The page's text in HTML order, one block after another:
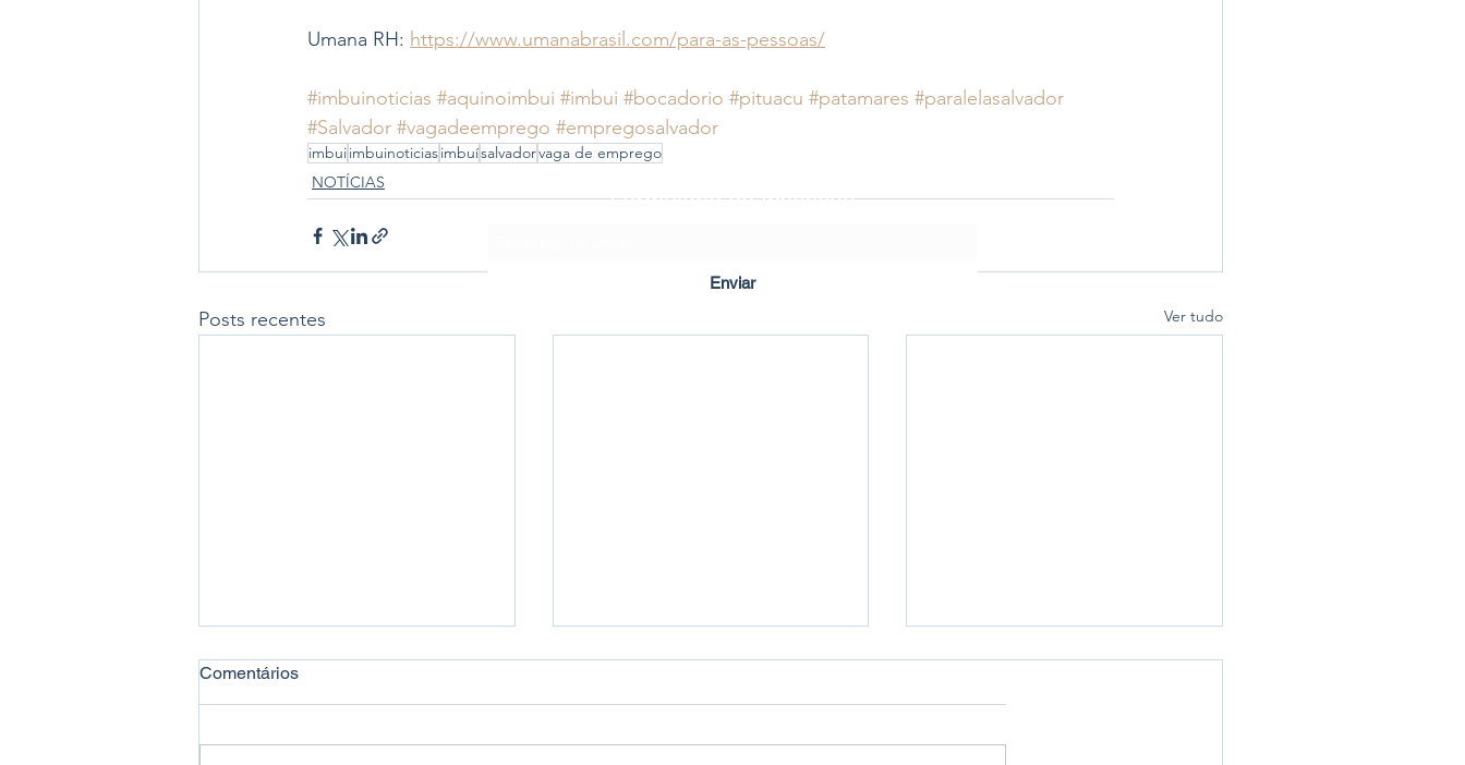
Umana RH: https://www.umanabrasil.com/para-as-pessoas/
#imbuinoticias #aquinoimbui #imbui #bocadorio #pituacu #patamares #paralelasalvador
#Salvador #vagadeemprego #empregosalvador
imbuiimbuinoticiasimbuísalvadorvaga de emprego
NOTÍCIAS
Posts recentes Ver tudo
Comentários
Formulário de Inscrição
Enviar